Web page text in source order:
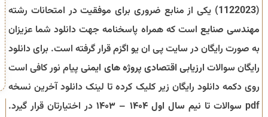
(
1122023) یکی از منابع ضروری برای موفقیت در امتحانات رشته
مهندسی صنایع است که همراه پاسخنامه جهت دانلود شما عزیزان
به صورت رایگان در سایت پی ان یو اگزم قرار گرفته است. برای دانلود
رایگان سوالات ارزیابی اقتصادی پروژه های ایمنیپیام نور کافی است
روی دکمه دانلود رایگان زیر کلیک کرده تا لینک دانلود آخرین نسخه
pdf سوالات تا
نیم سال اول ۱۴۰۴ – ۱۴۰۳
در اختیارتان قرار گیرد.